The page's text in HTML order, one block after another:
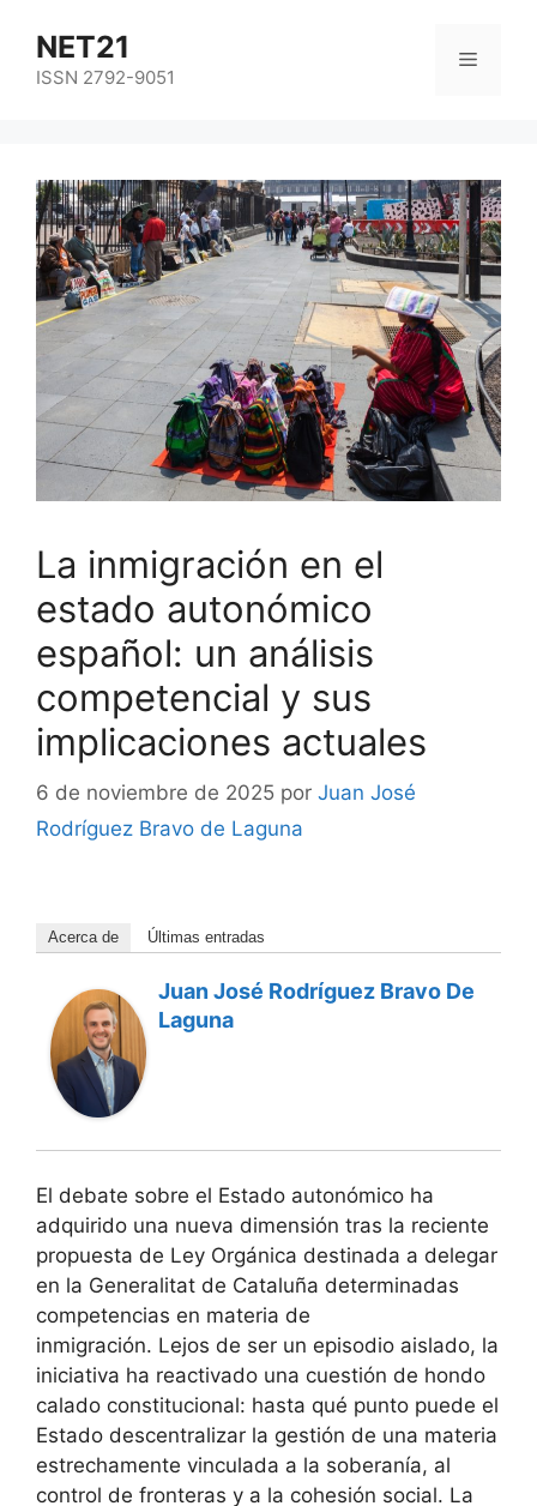
NET21
ISSN 2792-9051
La inmigración en el
estado autonómico
español: un análisis
competencial y sus
implicaciones actuales
6 de noviembre de 2025 por Juan José
Rodríguez Bravo de Laguna
Acerca de Últimas entradas
Juan José Rodríguez Bravo De
Laguna
El debate sobre el Estado autonómico ha
adquirido una nueva dimensión tras la reciente
propuesta de Ley Orgánica destinada a delegar
en la Generalitat de Cataluña determinadas
competencias en materia de
inmigración. Lejos de ser un episodio aislado, la
iniciativa ha reactivado una cuestión de hondo
calado constitucional: hasta qué punto puede el
Estado descentralizar la gestión de una materia
estrechamente vinculada a la soberanía, al
control de fronteras y a la cohesión social. La